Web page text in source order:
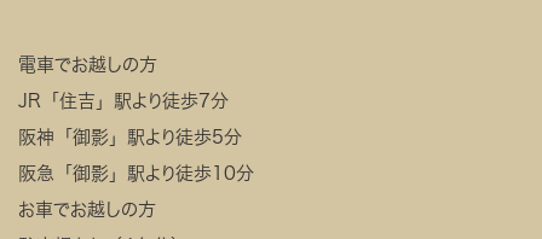
電車でお越しの方
JR「住吉」駅より徒歩7分
阪神「御影」駅より徒歩5分
阪急「御影」駅より徒歩10分
お車でお越しの方